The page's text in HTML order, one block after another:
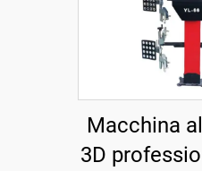
Macchina
3D